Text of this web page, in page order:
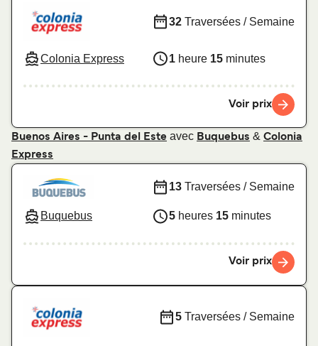
Colonia Express
32 Traversées / Semaine
1 heure 15 minutes
Voir prix
Buenos Aires - Punta del Este avec Buquebus & Colonia
Express
Buquebus
13 Traversées / Semaine
5 heures 15 minutes
Voir prix
5 Traversées / Semaine